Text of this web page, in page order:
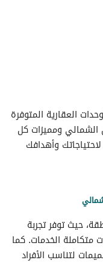
العقارية المتوفرة
الشمالي ومميزات كل
وأهدافك
حيث توفر تجربة
متكاملة الخدمات. كما
لتناسب الأفراد